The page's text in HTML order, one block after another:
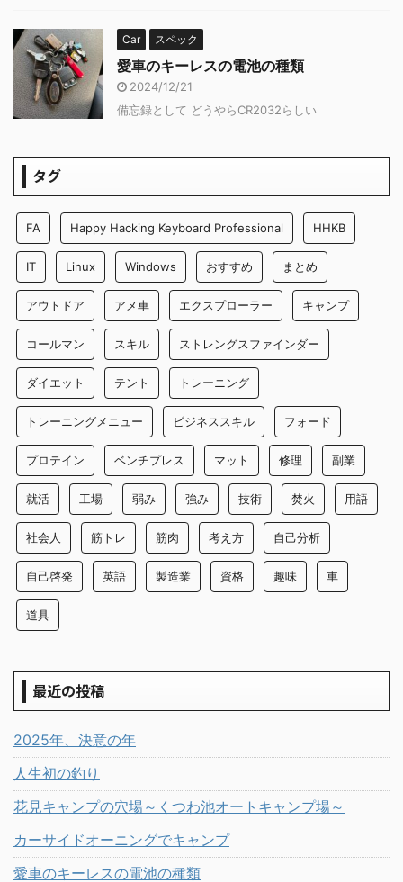
Car スペック
愛車のキーレスの電池の種類
2024/12/21
備忘録として どうやらCR2032らしい
タグ
FA Happy Hacking Keyboard Professional HHKB
IT Linux Windows おすすめ まとめ
アウトドア アメ車 エクスプローラー キャンプ
コールマン スキル ストレングスファインダー
ダイエット テント トレーニング
トレーニングメニュー ビジネススキル フォード
プロテイン ベンチプレス マット 修理 副業
就活 工場 弱み 強み 技術 焚火 用語
社会人 筋トレ 筋肉 考え方 自己分析
自己啓発 英語 製造業 資格 趣味 車
道具
最近の投稿
2025年、決意の年
人生初の釣り
花見キャンプの穴場～くつわ池オートキャンプ場～
カーサイドオーニングでキャンプ
愛車のキーレスの電池の種類